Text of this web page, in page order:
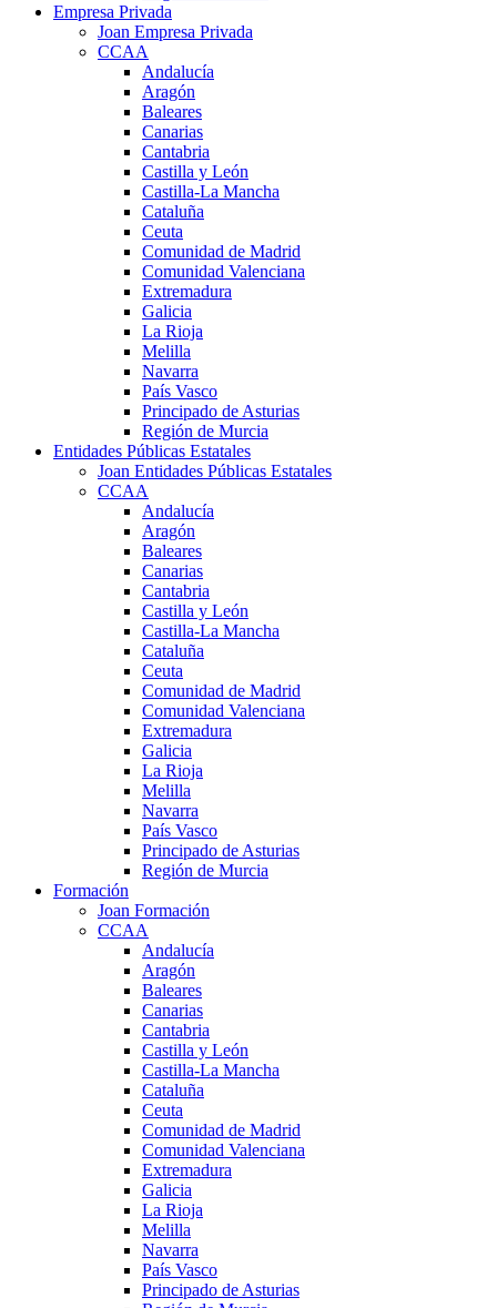
Empresa Privada
Joan Empresa Privada
CCAA
Andalucía
Aragón
Baleares
Canarias
Cantabria
Castilla y León
Castilla-La Mancha
Cataluña
Ceuta
Comunidad de Madrid
Comunidad Valenciana
Extremadura
Galicia
La Rioja
Melilla
Navarra
País Vasco
Principado de Asturias
Región de Murcia
Entidades Públicas Estatales
Joan Entidades Públicas Estatales
CCAA
Andalucía
Aragón
Baleares
Canarias
Cantabria
Castilla y León
Castilla-La Mancha
Cataluña
Ceuta
Comunidad de Madrid
Comunidad Valenciana
Extremadura
Galicia
La Rioja
Melilla
Navarra
País Vasco
Principado de Asturias
Región de Murcia
Formación
Joan Formación
CCAA
Andalucía
Aragón
Baleares
Canarias
Cantabria
Castilla y León
Castilla-La Mancha
Cataluña
Ceuta
Comunidad de Madrid
Comunidad Valenciana
Extremadura
Galicia
La Rioja
Melilla
Navarra
País Vasco
Principado de Asturias